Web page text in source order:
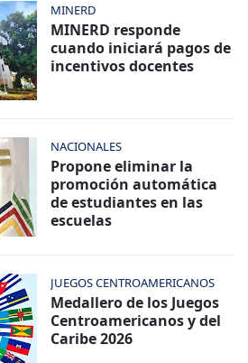
MINERD
MINERD responde
cuando iniciará pagos de
incentivos docentes
NACIONALES
Propone eliminar la
promoción automática
de estudiantes en las
escuelas
JUEGOS CENTROAMERICANOS
Medallero de los Juegos
Centroamericanos y del
Caribe 2026